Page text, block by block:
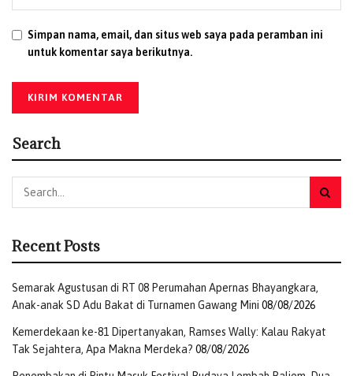
Simpan nama, email, dan situs web saya pada peramban ini
untuk komentar saya berikutnya.
Search
Recent Posts
Semarak Agustusan di RT 08 Perumahan Apernas Bhayangkara,
Anak-anak SD Adu Bakat di Turnamen Gawang Mini 08/08/2026
Kemerdekaan ke-81 Dipertanyakan, Ramses Wally: Kalau Rakyat
Tak Sejahtera, Apa Makna Merdeka? 08/08/2026